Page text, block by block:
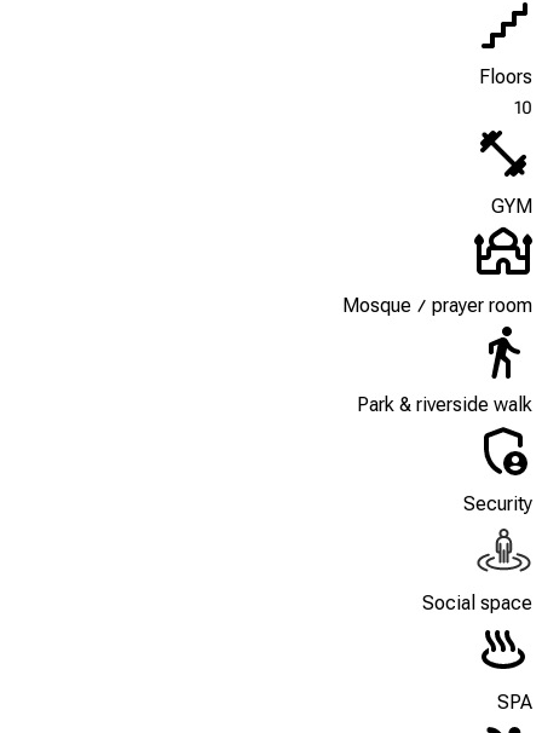
Floors
10
GYM
Mosque / prayer room
Park & riverside walk
Security
Social space
SPA